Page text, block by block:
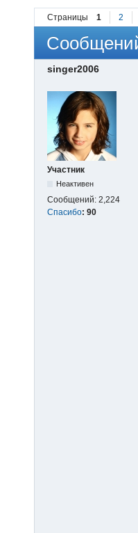
Страницы 1 2
singer2006
Участник
Неактивен
Сообщений: 2,224
Спасибо: 90